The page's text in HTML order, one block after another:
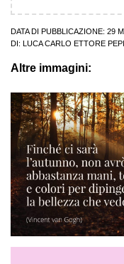
DATA DI PUBBLICAZIONE: 29
DI:
LUCA CARLO ETTORE
Altre immagini: